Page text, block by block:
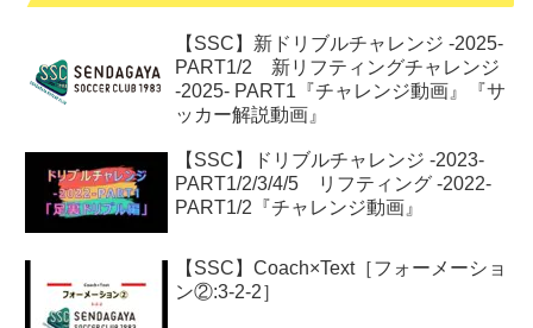
【SSC】新ドリブルチャレンジ -2025-
PART1/2 新リフティングチャレンジ
-2025- PART1『チャレンジ動画』『サ
ッカー解説動画』
【SSC】ドリブルチャレンジ -2023-
PART1/2/3/4/5 リフティング -2022-
PART1/2『チャレンジ動画』
【SSC】Coach×Text［フォーメーショ
ン②:3-2-2］